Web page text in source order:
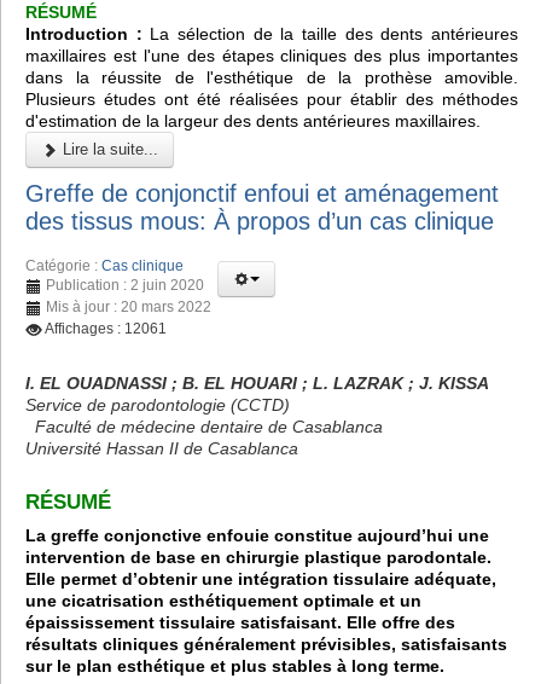
RÉSUMÉ
Introduction : La sélection de la taille des dents antérieures
maxillaires est l'une des étapes cliniques des plus importantes
dans la réussite de l'esthétique de la prothèse amovible.
Plusieurs études ont été réalisées pour établir des méthodes
d'estimation de la largeur des dents antérieures maxillaires.
Lire la suite...
Greffe de conjonctif enfoui et aménagement
des tissus mous: À propos d’un cas clinique
Catégorie : Cas clinique
Publication : 2 juin 2020
Mis à jour : 20 mars 2022
Affichages : 12061
I. EL OUADNASSI ; B. EL HOUARI ; L. LAZRAK ; J. KISSA
Service de parodontologie (CCTD)
Faculté de médecine dentaire de Casablanca
Université Hassan II de Casablanca
RÉSUMÉ
La greffe conjonctive enfouie constitue aujourd’hui une
intervention de base en chirurgie plastique parodontale.
Elle permet d’obtenir une intégration tissulaire adéquate,
une cicatrisation esthétiquement optimale et un
épaississement tissulaire satisfaisant. Elle offre des
résultats cliniques généralement prévisibles, satisfaisants
sur le plan esthétique et plus stables à long terme.